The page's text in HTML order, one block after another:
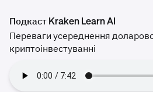
Подкаст Kraken Learn AI
Переваги усереднення
криптоінвестуванні